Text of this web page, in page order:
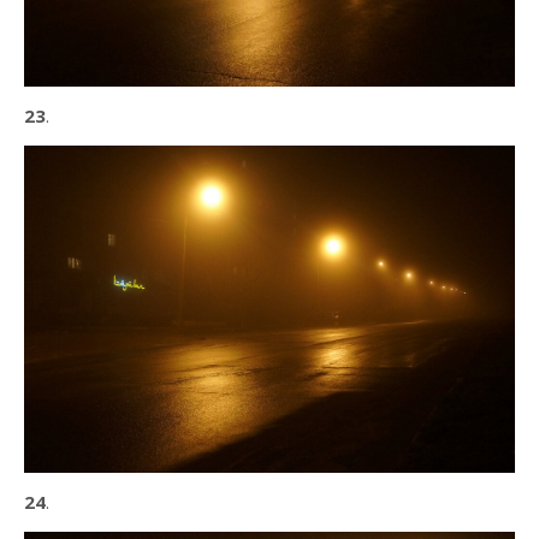
23.
24.